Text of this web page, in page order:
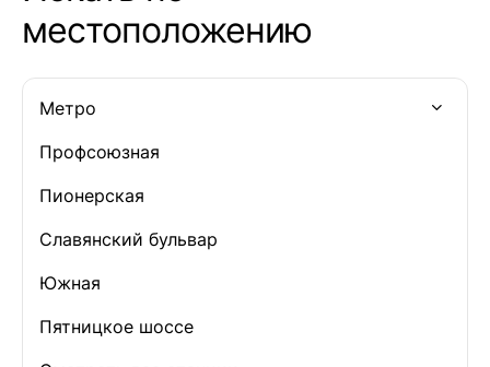
местоположению
Метро
Профсоюзная
Пионерская
Славянский бульвар
Южная
Пятницкое шоссе